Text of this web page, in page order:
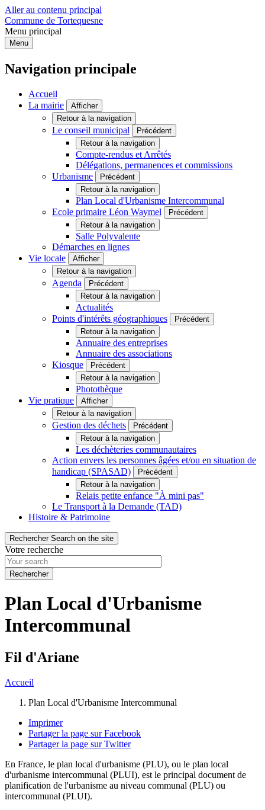
Aller au contenu principal
Commune de Tortequesne
Menu principal
Menu
Navigation principale
Accueil
La mairie
Afficher
Retour à la navigation
Le conseil municipal
Précédent
Retour à la navigation
Compte-rendus et Arrêtés
Délégations, permanences et commissions
Urbanisme
Précédent
Retour à la navigation
Plan Local d'Urbanisme Intercommunal
Ecole primaire Léon Waymel
Précédent
Retour à la navigation
Salle Polyvalente
Démarches en lignes
Vie locale
Afficher
Retour à la navigation
Agenda
Précédent
Retour à la navigation
Actualités
Points d'intérêts géographiques
Précédent
Retour à la navigation
Annuaire des entreprises
Annuaire des associations
Kiosque
Précédent
Retour à la navigation
Photothèque
Vie pratique
Afficher
Retour à la navigation
Gestion des déchets
Précédent
Retour à la navigation
Les déchèteries communautaires
Action envers les personnes âgées et/ou en situation de
handicap (SPASAD)
Précédent
Retour à la navigation
Relais petite enfance "À mini pas"
Le Transport à la Demande (TAD)
Histoire & Patrimoine
Rechercher Search on the site
Votre recherche
Plan Local d'Urbanisme
Intercommunal
Fil d'Ariane
Accueil
Plan Local d'Urbanisme Intercommunal
Imprimer
Partager la page sur Facebook
Partager la page sur Twitter
En France, le plan local d'urbanisme (PLU), ou le plan local
d'urbanisme intercommunal (PLUI), est le principal document de
planification de l'urbanisme au niveau communal (PLU) ou
intercommunal (PLUI).